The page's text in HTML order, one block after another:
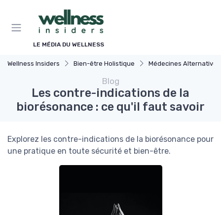
LE MÉDIA DU WELLNESS
Wellness Insiders Bien-être Holistique Médecines Alternatives
Blog
Les contre-indications de la
biorésonance : ce qu'il faut savoir
Explorez les contre-indications de la biorésonance pour
une pratique en toute sécurité et bien-être.